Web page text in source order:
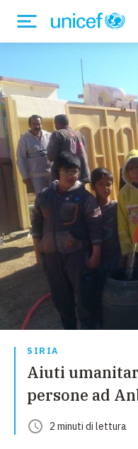
SIRIA
Aiuti
persone ad
2 minuti di lettura